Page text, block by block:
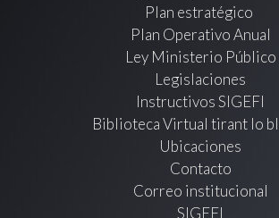
Plan estratégico
Plan Operativo Anual
Ley Ministerio Público
Legislaciones
Instructivos SIGEFI
Biblioteca Virtual tirant lo
Ubicaciones
Contacto
Correo institucional
SIGEFI